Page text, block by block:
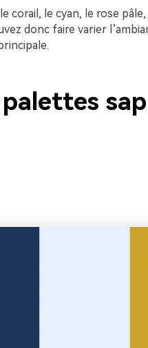
corail, le cyan, le rose
donc faire varier